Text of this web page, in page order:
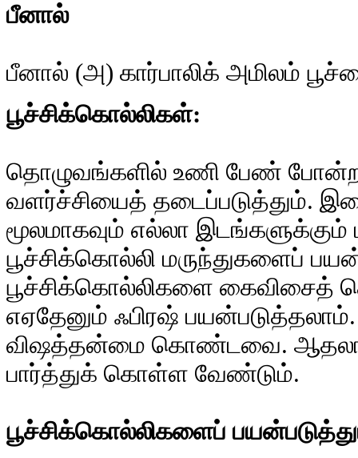
பீனால்
பீனால் (அ) கார்பாலிக் அமிலம்
பூச்சிக்கொல்லிகள்:
தொழுவங்களில் உணி பேண் போன்ற
வளர்ச்சியைத் தடைப்படுத்தும்.
மூலமாகவும் எல்லா இடங்களுக்கும்
பூச்சிக்கொல்லி மருந்துகளைப்
பூச்சிக்கொல்லிகளை கைவிசைத்
எஏதேனும் ஃபிரஷ் பயன்படுத்தலாம்.
விஷத்தன்மை கொண்டவை.
பார்த்துக் கொள்ள வேண்டும்.
பூச்சிக்கொல்லிகளைப்